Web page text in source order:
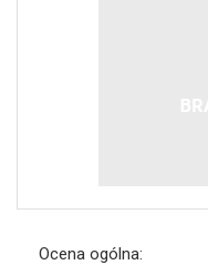
Ocena ogólna: